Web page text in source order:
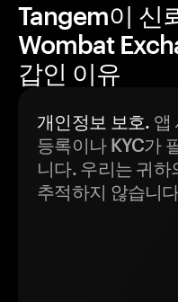
Tangem이 신
Wombat
갑인 이유
개인정보 보호. 앱
등록이나 KYC가
니다. 우리는 귀하
추적하지 않습니